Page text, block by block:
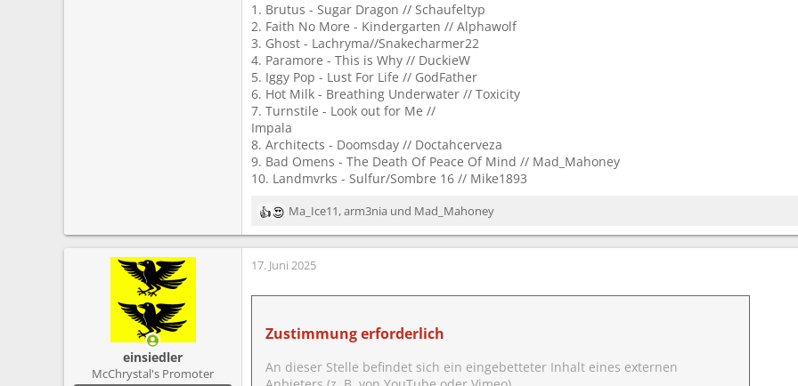
1. Brutus - Sugar Dragon // Schaufeltyp
2. Faith No More - Kindergarten // Alphawolf
3. Ghost - Lachryma//Snakecharmer22
4. Paramore - This is Why // DuckieW
5. Iggy Pop - Lust For Life // GodFather
6. Hot Milk - Breathing Underwater // Toxicity
7. Turnstile - Look out for Me //
Impala
8. Architects - Doomsday // Doctahcerveza
9. Bad Omens - The Death Of Peace Of Mind // Mad_Mahoney
10. Landmvrks - Sulfur/Sombre 16 // Mike1893
R
e
a
k
i
Ma_Ice11,arm3nia und Mad_Mahoney
einsiedler
McChrystal's Promoter
17. Juni 2025
Zustimmung erforderlich
An dieser Stelle befindet sich ein eingebetteter Inhalt eines externen